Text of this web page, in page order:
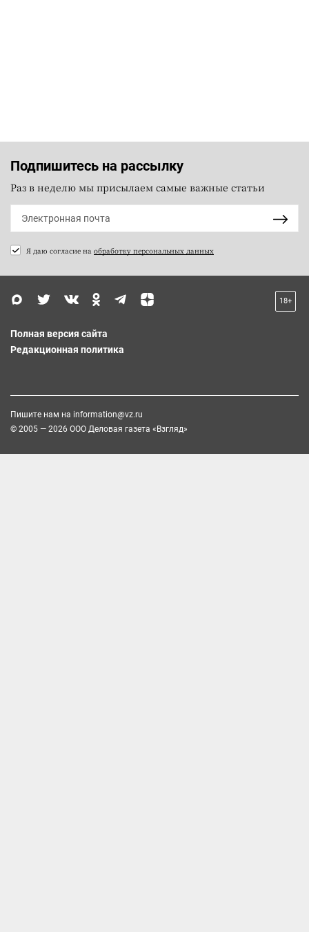
Подпишитесь на рассылку
Раз в неделю мы присылаем самые важные статьи
Я даю согласие на обработку персональных данных
18+
Полная версия сайта
Редакционная политика
Пишите нам на information@vz.ru
© 2005 — 2026 ООО Деловая газета «Взгляд»